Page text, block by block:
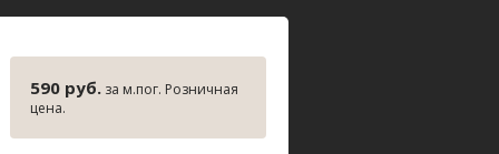
590 руб. за м.пог. Розничная
цена.